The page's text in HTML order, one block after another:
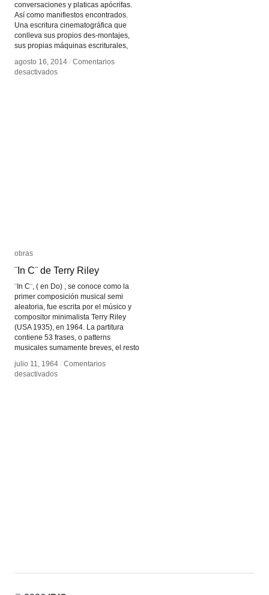
conversaciones y platicas apócrifas.
Así como manifiestos encontrados.
Una escritura cinematográfica que
conlleva sus propios des-montajes,
sus propias máquinas escriturales,
agosto 16, 2014 / Comentarios
desactivadosen
agosto 16, 2014 / Comentarios
desactivadosen
obras
¨In C¨ de Terry Riley
¨In C¨, ( en Do) , se conoce como la
primer composición musical semi
aleatoria, fue escrita por el músico y
compositor minimalista Terry Riley
(USA 1935), en 1964. La partitura
contiene 53 frases, o patterns
musicales sumamente breves, el resto
julio 11, 1964 / Comentarios
desactivadosen
obras
¨In C¨ de Terry Riley
julio 11, 1964 / Comentarios
desactivadosen